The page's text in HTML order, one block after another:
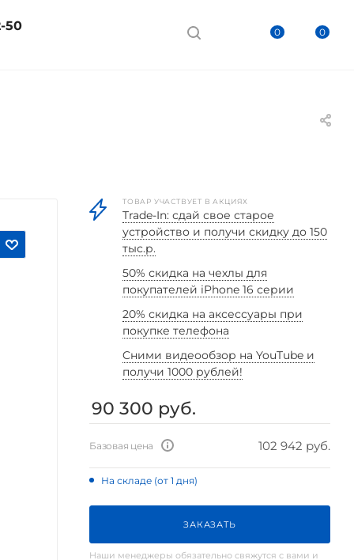
0 0
50
ТОВАР УЧАСТВУЕТ В АКЦИЯХ
Trade-In: сдай свое старое
устройство и получи скидку до 150
тыс.р.
50% скидка на чехлы для
покупателей iPhone 16 серии
20% скидка на аксессуары при
покупке телефона
Cними видеообзор на YouTube и
получи 1000 рублей!
90 300 руб.
Базовая цена 102 942 руб.
На складе (от 1 дня)
ЗАКАЗАТЬ
Наши менеджеры обязательно свяжутся с вами и